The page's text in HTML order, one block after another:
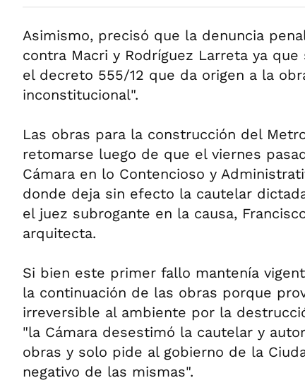
Asimismo, precisó que la denuncia
contra Macri y Rodríguez Larreta ya
el decreto 555/12 que da origen a la
inconstitucional".
Las obras para la construcción del
retomarse luego de que el viernes
Cámara en lo Contencioso y
donde deja sin efecto la cautelar
el juez subrogante en la causa,
arquitecta.
Si bien este primer fallo mantenía
la continuación de las obras porque
irreversible al ambiente por la
"la Cámara desestimó la cautelar y
obras y solo pide al gobierno de la
negativo de las mismas".